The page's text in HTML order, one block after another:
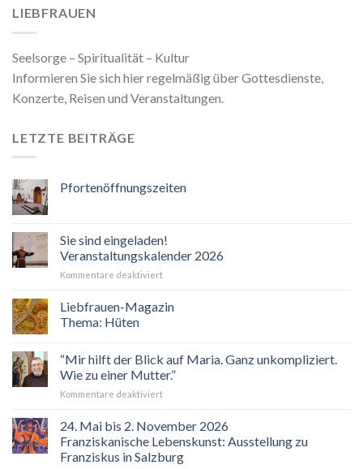
LIEBFRAUEN
Seelsorge – Spiritualität – Kultur
Informieren Sie sich hier regelmäßig über Gottesdienste,
Konzerte, Reisen und Veranstaltungen.
LETZTE BEITRÄGE
Pfortenöffnungszeiten
Sie sind eingeladen!
Veranstaltungskalender 2026
Kommentare deaktiviertfür
sind
Liebfrauen-Magazin
Thema: Hüten
“Mir hilft der Blick auf Maria. Ganz unkompliziert.
Wie zu einer Mutter.”
Kommentare deaktiviertfür
hilft
Blick
auf
24. Mai bis 2. November 2026
Franziskanische Lebenskunst: Ausstellung zu
Franziskus in Salzburg